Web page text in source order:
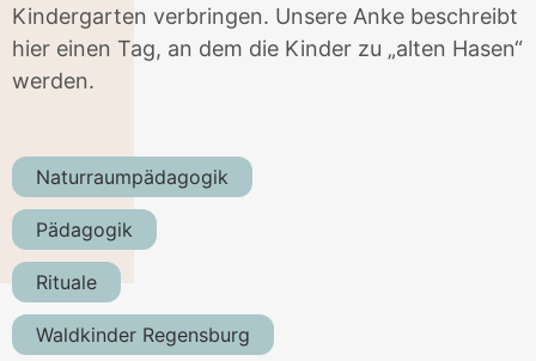
Kindergarten verbringen. Unsere Anke beschreibt
hier einen Tag, an dem die Kinder zu „alten Hasen“
werden.
Naturraumpädagogik
Pädagogik
Rituale
Waldkinder Regensburg